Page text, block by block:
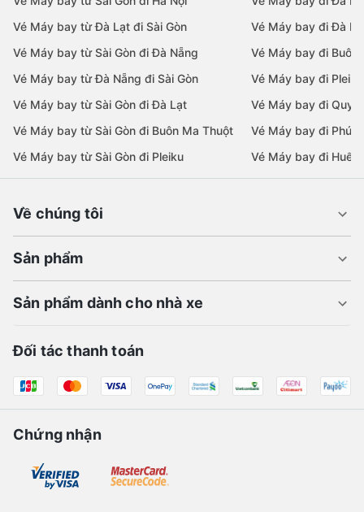
Vé Máy bay từ Đà Lạt đi Sài Gòn
Vé Máy bay từ Sài Gòn đi Đà Nẵng
Vé Máy bay từ Đà Nẵng đi Sài Gòn
Vé Máy bay từ Sài Gòn đi Đà Lạt
Vé Máy bay từ Sài Gòn đi Buôn Ma Thuột
Vé Máy bay từ Sài Gòn đi Pleiku
Vé Máy bay đi Đà
Vé Máy bay đi Buôn
Vé Máy bay đi Pleiku
Vé Máy bay đi Quy
Vé Máy bay đi Phú
Vé Máy bay đi Huế
Về chúng tôi
Sản phẩm
Sản phẩm dành cho nhà xe
Đối tác thanh toán
Chứng nhận